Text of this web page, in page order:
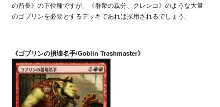
の酋長》の下位種ですが、《群衆の親分、クレンコ》のような大量
のゴブリンを必要とするデッキであれば採用されるでしょう。
《ゴブリンの損壊名手/Goblin Trashmaster》